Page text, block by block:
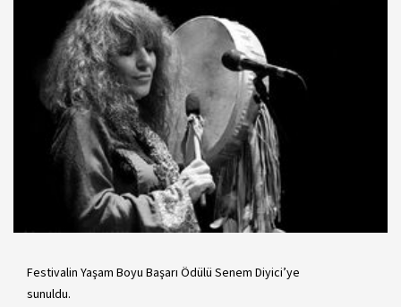
Festivalin Yaşam Boyu Başarı Ödülü Senem Diyici’ye
sunuldu.